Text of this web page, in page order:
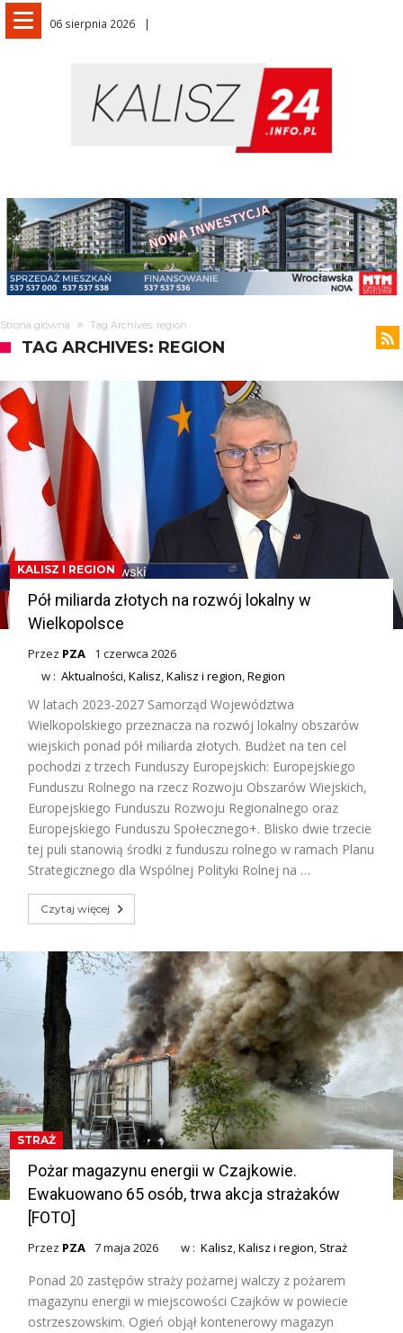
06 sierpnia 2026
Strona główna Tag Archives: region
TAG ARCHIVES: REGION
KALISZ I REGION
Pół miliarda złotych na rozwój lokalny w
Wielkopolsce
Przez PZA
1 czerwca 2026
w :Aktualności,Kalisz,Kalisz i region,Region
W latach 2023-2027 Samorząd Województwa
Wielkopolskiego przeznacza na rozwój lokalny obszarów
wiejskich ponad pół miliarda złotych. Budżet na ten cel
pochodzi z trzech Funduszy Europejskich: Europejskiego
Funduszu Rolnego na rzecz Rozwoju Obszarów Wiejskich,
Europejskiego Funduszu Rozwoju Regionalnego oraz
Europejskiego Funduszu Społecznego+. Blisko dwie trzecie
tej puli stanowią środki z funduszu rolnego w ramach Planu
Strategicznego dla Wspólnej Polityki Rolnej na …
Czytaj więcej
STRAŻ
Pożar magazynu energii w Czajkowie.
Ewakuowano 65 osób, trwa akcja strażaków
[FOTO]
Przez PZA 7 maja 2026 w :Kalisz,Kalisz i region, Straż
Ponad 20 zastępów straży pożarnej walczy z pożarem
magazynu energii w miejscowości Czajków w powiecie
ostrzeszowskim. Ogień objął kontenerowy magazyn